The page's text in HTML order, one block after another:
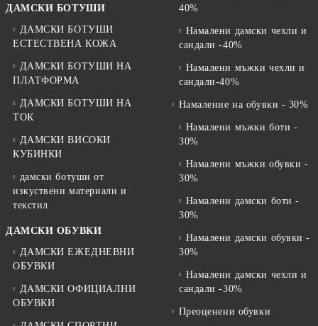
ДАМСКИ БОТУШИ
ДАМСКИ БОТУШИ
ЕСТЕСТВЕНА КОЖА
ДАМСКИ БОТУШИ НА
ПЛАТФОРМА
ДАМСКИ БОТУШИ НА
ТОК
ДАМСКИ ВИСОКИ
КУБИНКИ
дамски ботуши от
изкуствени материали и
текстил
ДАМСКИ ОБУВКИ
ДАМСКИ ЕЖЕДНЕВНИ
ОБУВКИ
ДАМСКИ ОФИЦИАЛНИ
ОБУВКИ
40%
Намалени дамски чехли и
сандали -40%
Намалени мъжки чехли и
сандали-40%
Намаление на обувки - 30%
Намалени мъжки боти -
30%
Намалени мъжки обувки -
30%
Намалени дамски боти -
30%
Намалени дамски обувки -
30%
Намалени дамски чехли и
сандали -30%
Преоценени обувки